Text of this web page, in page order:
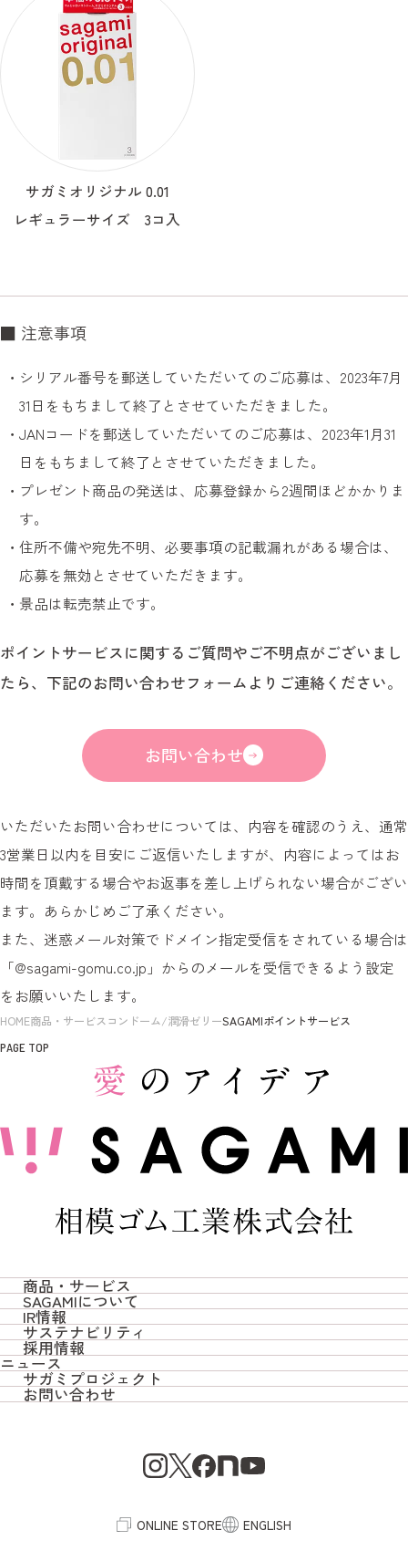
サガミオリジナル 0.01
レギュラーサイズ 3コ入
■ 注意事項
シリアル番号を郵送していただいてのご応募は、2023年7月
31日をもちまして終了とさせていただきました。
JANコードを郵送していただいてのご応募は、2023年1月31
日をもちまして終了とさせていただきました。
プレゼント商品の発送は、応募登録から2週間ほどかかりま
す。
住所不備や宛先不明、必要事項の記載漏れがある場合は、
応募を無効とさせていただきます。
景品は転売禁止です。
ポイントサービスに関するご質問やご不明点がございまし
たら、下記のお問い合わせフォームよりご連絡ください。
お問い合わせ
いただいたお問い合わせについては、内容を確認のうえ、通常
3営業日以内を目安にご返信いたしますが、内容によってはお
時間を頂戴する場合やお返事を差し上げられない場合がござい
ます。あらかじめご了承ください。
また、迷惑メール対策でドメイン指定受信をされている場合は
「@sagami-gomu.co.jp」からのメールを受信できるよう設定
をお願いいたします。
HOME商品・サービスコンドーム/潤滑ゼリーSAGAMIポイントサービス
PAGE TOP
ONLINE STORE ENGLISH
商品・サービス
商品・サービス TOP
サガミオリジナル
コンドーム/潤滑ゼリー
SAGAMIについて
SAGAMIについて TOP
トップメッセージ / 会社概要
SAGAMIの想い
IR情報
IR情報 TOP
決算短信
サステナビリティ
サステナビリティ TOP
社会への取り組み
コーポレートガバナンス
採用情報
採用情報 TOP
ニュース
サガミプロジェクト
サガミプロジェクト TOP
お問い合わせ